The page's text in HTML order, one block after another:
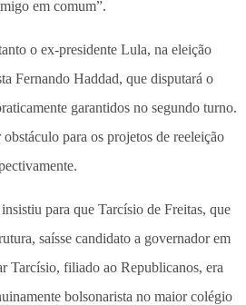
em comum”.
o ex-presidente Lula, na eleição
Fernando Haddad, que disputará o
garantidos no segundo turno.
para os projetos de reeleição
para que Tarcísio de Freitas, que
saísse candidato a governador em
Tarcísio, filiado ao Republicanos, era
bolsonarista no maior colégio